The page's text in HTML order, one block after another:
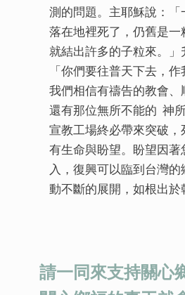
測的問題。主耶穌說：「
落在地裡死了，仍舊是一
就結出許多的子粒來。」
「你們要往普天下去，作
我們相信有禱告的教會、
還有那位無所不能的 神
宣教工場終必帶來突破，
有生命與盼望。盼望因著
入，復興可以臨到台灣
動不斷的展開，如根出於
請一同來支持關心